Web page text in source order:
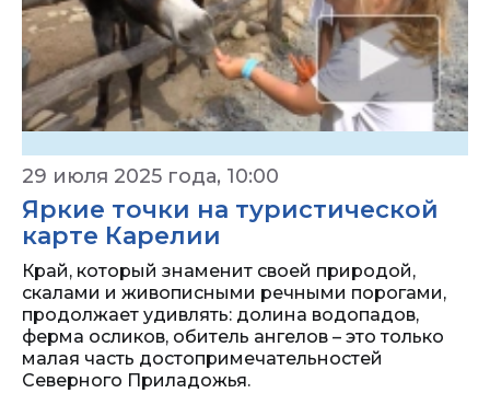
29 июля 2025 года, 10:00
Яркие точки на туристической
карте Карелии
Край, который знаменит своей природой,
скалами и живописными речными порогами,
продолжает удивлять: долина водопадов,
ферма осликов, обитель ангелов – это только
малая часть достопримечательностей
Северного Приладожья.